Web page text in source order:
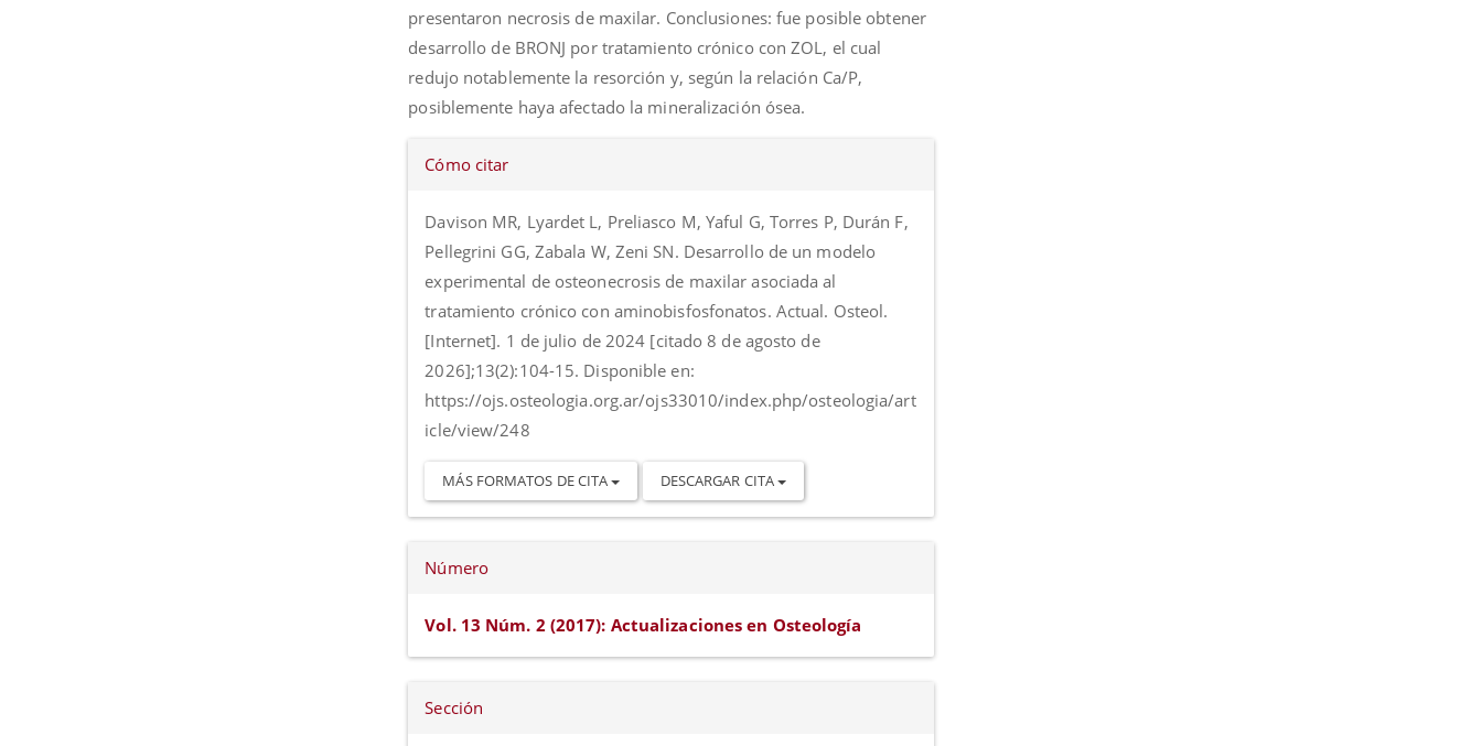
presentaron necrosis de maxilar. Conclusiones: fue posible obtener
desarrollo de BRONJ por tratamiento crónico con ZOL, el cual
redujo notablemente la resorción y, según la relación Ca/P,
posiblemente haya afectado la mineralización ósea.
Detalles
del
artículo
Cómo citar
Davison MR, Lyardet L, Preliasco M, Yaful G, Torres P, Durán F,
Pellegrini GG, Zabala W, Zeni SN. Desarrollo de un modelo
experimental de osteonecrosis de maxilar asociada al
tratamiento crónico con aminobisfosfonatos. Actual. Osteol.
[Internet]. 1 de julio de 2024 [citado 8 de agosto de
2026];13(2):104-15. Disponible en:
https://ojs.osteologia.org.ar/ojs33010/index.php/osteologia/art
icle/view/248
MÁS FORMATOS DE CITA DESCARGAR CITA
Número
Vol. 13 Núm. 2 (2017): Actualizaciones en Osteología
Sección